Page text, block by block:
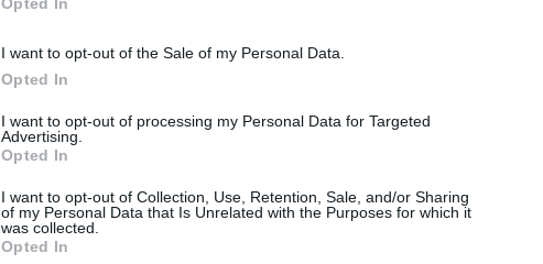
I want to opt-out of the Sale of my Personal Data.
Opted In
I want to opt-out of processing my Personal Data for Targeted
Advertising.
Opted In
I want to opt-out of Collection, Use, Retention, Sale, and/or Sharing
of my Personal Data that Is Unrelated with the Purposes for which it
was collected.
Opted In